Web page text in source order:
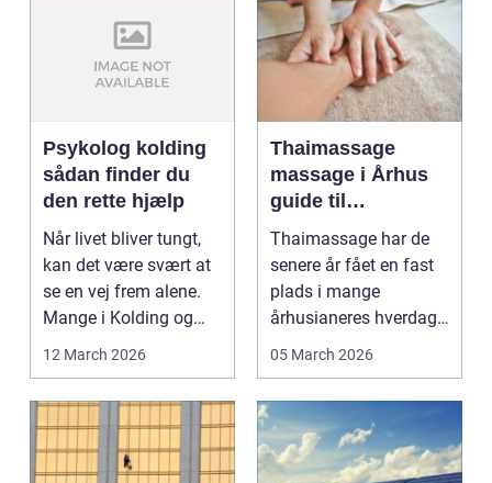
Psykolog kolding
sådan finder du
den rette hjælp
Når livet bliver tungt,
kan det være svært at
se en vej frem alene.
Mange i Kolding og
omegn søger p...
12 March 2026
Thaimassage
massage i Århus
guide til
afslapning,
smidighed og
bedre velvære
Thaimassage har de
senere år fået en fast
plads i mange
århusianeres hverdag.
Flere bruger den både
05 March 2026